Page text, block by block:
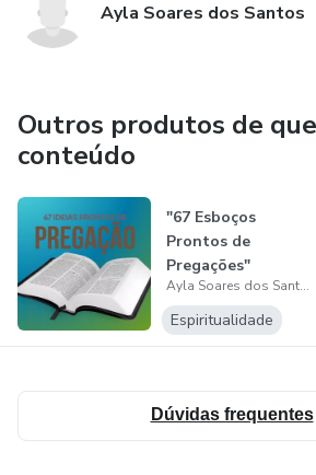
Ayla Soares dos Santos
Outros produtos de
conteúdo
"67 Esboços
Prontos de
Pregações"
Ayla Soares dos Santos
Espiritualidade
Dúvidas frequentes